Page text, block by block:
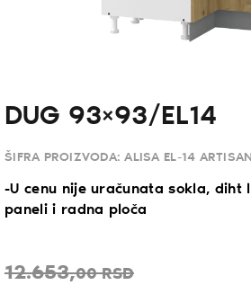
DUG 93×93/EL14
ŠIFRA PROIZVODA:ALISA EL-14 ARTISAN
-U cenu nije uračunata sokla, diht
paneli i radna ploča
12.653,00 RSD